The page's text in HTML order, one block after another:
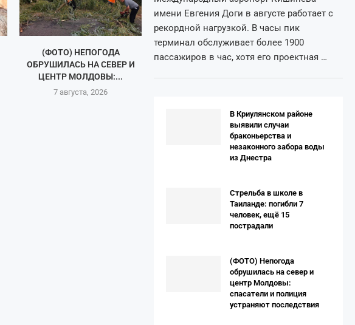
(ФОТО) НЕПОГОДА
ОБРУШИЛАСЬ НА СЕВЕР И
ЦЕНТР МОЛДОВЫ:...
7 августа, 2026
имени Евгения Доги в августе работает с
рекордной нагрузкой. В часы пик
терминал обслуживает более 1900
пассажиров в час, хотя его проектная …
В Криулянском районе
выявили случаи
браконьерства и
незаконного забора воды
из Днестра
Стрельба в школе в
Таиланде: погибли 7
человек, ещё 15
пострадали
(ФОТО) Непогода
обрушилась на север и
центр Молдовы:
спасатели и полиция
устраняют последствия